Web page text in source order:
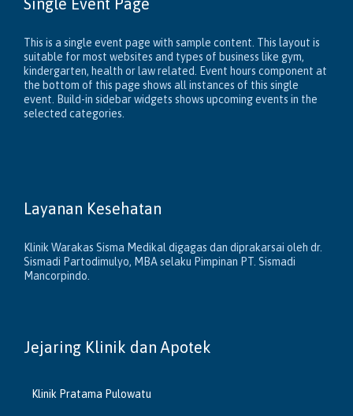
Single Event Page
This is a single event page with sample content. This layout is
suitable for most websites and types of business like gym,
kindergarten, health or law related. Event hours component at
the bottom of this page shows all instances of this single
event. Build-in sidebar widgets shows upcoming events in the
selected categories.
Layanan Kesehatan
Klinik Warakas Sisma Medikal digagas dan diprakarsai oleh dr.
Sismadi Partodimulyo, MBA selaku Pimpinan PT. Sismadi
Mancorpindo.
Jejaring Klinik dan Apotek
Klinik Pratama Pulowatu